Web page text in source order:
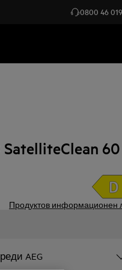
0800 46 019
60
Продуктов информационен
AEG